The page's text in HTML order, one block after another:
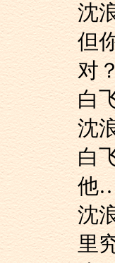
但
对
他
里